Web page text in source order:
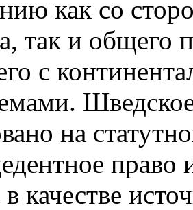
как со
так и общего
с
на
право
качестве